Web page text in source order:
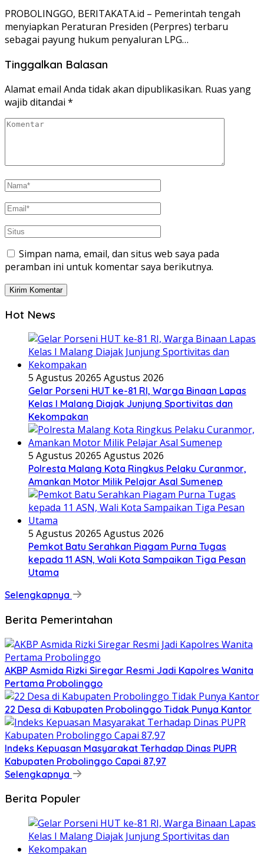
PROBOLINGGO, BERITAKATA.id – Pemerintah tengah
menyiapkan Peraturan Presiden (Perpres) terbaru
sebagai payung hukum penyaluran LPG…
Tinggalkan Balasan
Alamat email Anda tidak akan dipublikasikan. Ruas yang
wajib ditandai *
Simpan nama, email, dan situs web saya pada
peramban ini untuk komentar saya berikutnya.
Hot News
5 Agustus 20265 Agustus 2026
Gelar Porseni HUT ke-81 RI, Warga Binaan Lapas
Kelas I Malang Diajak Junjung Sportivitas dan
Kekompakan
5 Agustus 20265 Agustus 2026
Polresta Malang Kota Ringkus Pelaku Curanmor,
Amankan Motor Milik Pelajar Asal Sumenep
5 Agustus 20265 Agustus 2026
Pemkot Batu Serahkan Piagam Purna Tugas
kepada 11 ASN, Wali Kota Sampaikan Tiga Pesan
Utama
Selengkapnya
Berita Pemerintahan
AKBP Asmida Rizki Siregar Resmi Jadi Kapolres Wanita
Pertama Probolinggo
22 Desa di Kabupaten Probolinggo Tidak Punya Kantor
Indeks Kepuasan Masyarakat Terhadap Dinas PUPR
Kabupaten Probolinggo Capai 87,97
Selengkapnya
Berita Populer